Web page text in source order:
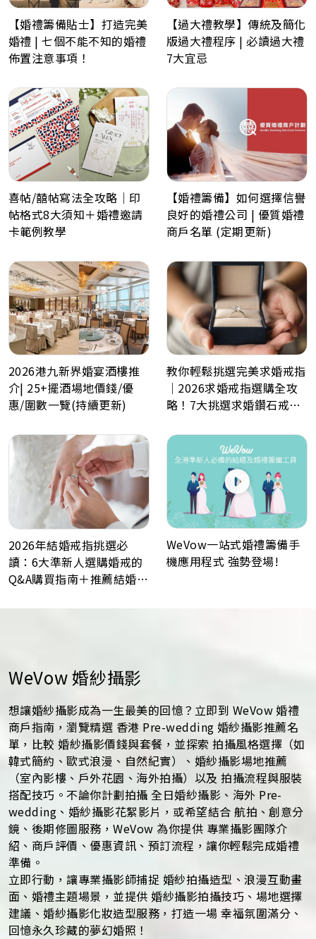
【婚禮籌備貼士】打造完美
婚禮 | 七個不能不知的婚禮
佈置注意事項！
【過大禮教學】傳統及簡化
版過大禮程序 | 必讀過大禮
7大宜忌
喜帖/囍帖寫法全攻略｜印
帖格式8大須知＋婚禮邀請
卡範例教學
【婚禮籌備】如何選擇信譽
良好的婚禮公司 | 優質婚禮
商戶名單 (定期更新)
2026港九新界婚宴酒樓推
介| 25+擺酒場地價錢/優
惠/圍數一覽(持續更新)
教你輕鬆挑選完美求婚戒指
｜2026求婚戒指選購全攻
略！7大挑選求婚鑽石戒指
2026年結婚戒指挑選必
讀：6大準新人選購婚戒的
Q&A購買指南＋推薦結婚戒
WeVow一站式婚禮籌備手
機應用程式 強勢登場!
WeVow 婚紗攝影
想讓婚紗攝影成為一生最美的回憶？立即到 WeVow 婚禮
商戶指南，瀏覽精選 香港 Pre-wedding 婚紗攝影推薦名
單，比較 婚紗攝影價錢與套餐，並探索 拍攝風格選擇（如
韓式簡約、歐式浪漫、自然紀實）、婚紗攝影場地推薦
（室內影樓、戶外花園、海外拍攝）以及 拍攝流程與服裝
搭配技巧。不論你計劃拍攝 全日婚紗攝影、海外 Pre-
wedding、婚紗攝影花絮影片，或希望結合 航拍、創意分
鏡、後期修圖服務，WeVow 為你提供 專業攝影團隊介
紹、商戶評價、優惠資訊、預訂流程，讓你輕鬆完成婚禮
準備。
立即行動，讓專業攝影師捕捉 婚紗拍攝造型、浪漫互動畫
面、婚禮主題場景，並提供 婚紗攝影拍攝技巧、場地選擇
建議、婚紗攝影化妝造型服務，打造一場 幸福氛圍滿分、
回憶永久珍藏的夢幻婚照！